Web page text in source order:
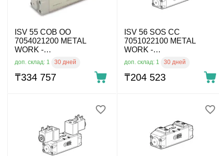
ISV 55 COB OO
7054021200 METAL
WORK -
Пневмораспределитель
по ISO 5599 эл.. упр., 5/2
бист., ISO 1, без катуш.
доп. склад: 1 30 дней
₸334 757
ISV 56 SOS CC
7051022100 METAL
WORK -
Пневмораспределитель
по ISO 5599 эл.. упр., 5/3
закрыт, ISO 1, без катуш.
доп. склад: 1 30 дней
₸204 523